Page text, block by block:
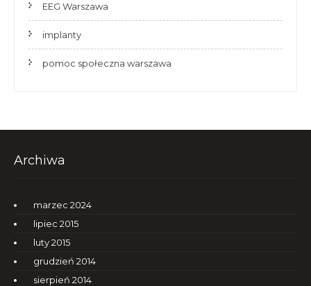
EEG Warszawa
implanty
pomoc społeczna warszawa
Archiwa
marzec 2024
lipiec 2015
luty 2015
grudzień 2014
sierpień 2014